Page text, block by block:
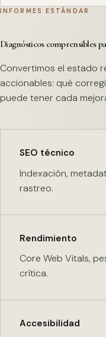
INFORMES ESTÁNDAR
Diagnósticos comprensibles
Convertimos el estado
accionables: qué
puede tener cada
SEO técnico
Indexación,
rastreo.
Rendimiento
Core Web Vitals,
crítica.
Accesibilidad